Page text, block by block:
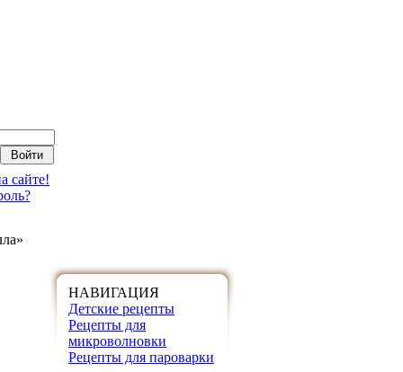
сайте!
НАВИГАЦИЯ
Детские рецепты
Рецепты для
микроволновки
Рецепты для пароварки